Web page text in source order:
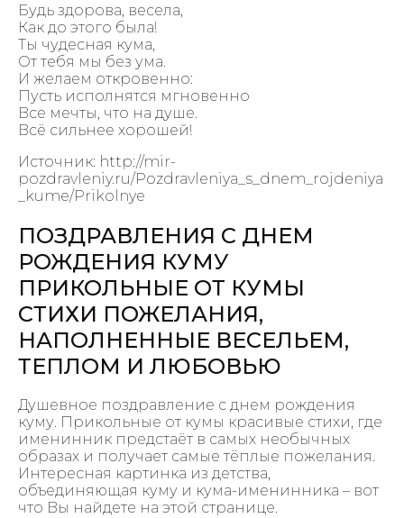
Будь здорова, весела,
Как до этого была!
Ты чудесная кума,
От тебя мы без ума.
И желаем откровенно:
Пусть исполнятся мгновенно
Все мечты, что на душе.
Всё сильнее хорошей!
Источник: http://mir-
pozdravleniy.ru/Pozdravleniya_s_dnem_rojdeniya
_kume/Prikolnye
ПОЗДРАВЛЕНИЯ С ДНЕМ
РОЖДЕНИЯ КУМУ
ПРИКОЛЬНЫЕ ОТ КУМЫ
СТИХИ ПОЖЕЛАНИЯ,
НАПОЛНЕННЫЕ ВЕСЕЛЬЕМ,
ТЕПЛОМ И ЛЮБОВЬЮ
Душевное поздравление с днем рождения
куму. Прикольные от кумы красивые стихи, где
именинник предстаёт в самых необычных
образах и получает самые тёплые пожелания.
Интересная картинка из детства,
объединяющая куму и кума-именинника – вот
что Вы найдете на этой странице.